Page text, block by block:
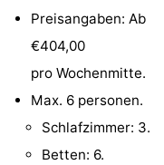
Minigolfplätze
Wellness-
Zentren
Dörfer
Städte
Natur
Sport
Preisangaben: Ab
€404,00
pro Wochenmitte.
Max. 6 personen.
Schlafzimmer: 3.
Betten: 6.